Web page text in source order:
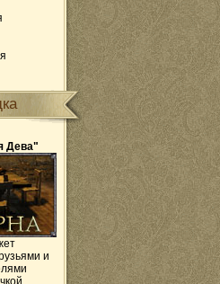
Дева"
и